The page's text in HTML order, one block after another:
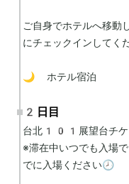
ご自身でホテルへ移動
にチェックインしてく
🌙 ホテル宿泊
2日目
台北101展望台チケ
※滞在中いつでも入
でに入場ください🕗